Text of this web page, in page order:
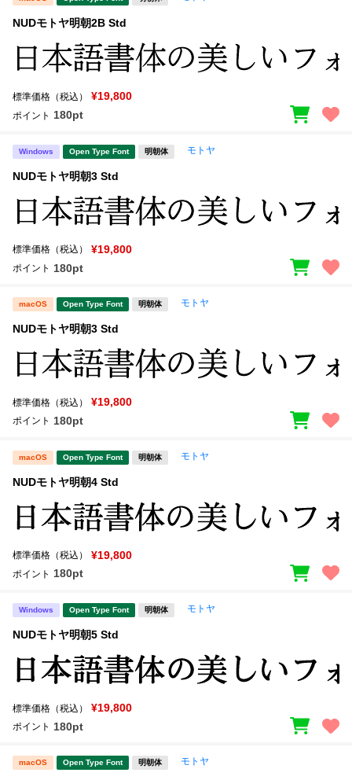
NUDモトヤ明朝2B Std
標準価格（税込） ¥19,800
ポイント 180pt
Windows Open Type Font 明朝体 モトヤ
NUDモトヤ明朝3 Std
標準価格（税込） ¥19,800
ポイント 180pt
macOS Open Type Font 明朝体 モトヤ
NUDモトヤ明朝3 Std
標準価格（税込） ¥19,800
ポイント 180pt
macOS Open Type Font 明朝体 モトヤ
NUDモトヤ明朝4 Std
標準価格（税込） ¥19,800
ポイント 180pt
Windows Open Type Font 明朝体 モトヤ
NUDモトヤ明朝5 Std
標準価格（税込） ¥19,800
ポイント 180pt
macOS Open Type Font 明朝体 モトヤ